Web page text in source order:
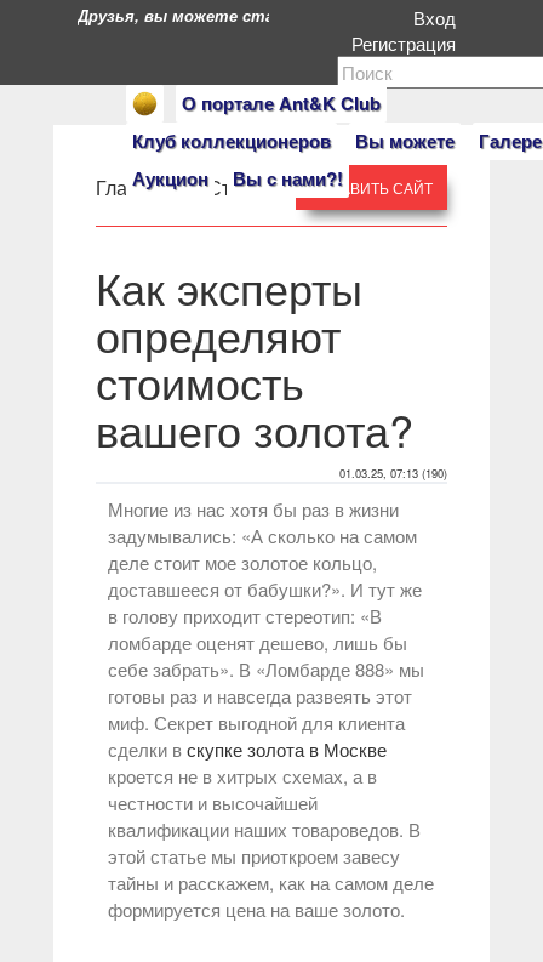
О портале Ant&K Club
Клуб коллекционеров
Вы можете
Аукцион
Вы с нами?!
Друзья, вы можете стать героями нашего портала.
Вход
Регистрация
Главная» »Статьи ДОБАВИТЬ САЙТ
Как эксперты
определяют
стоимость
вашего золота?
01.03.25, 07:13 (190)
Многие из нас хотя бы раз в жизни
задумывались: «А сколько на самом
деле стоит мое золотое кольцо,
доставшееся от бабушки?». И тут же
в голову приходит стереотип: «В
ломбарде оценят дешево, лишь бы
себе забрать». В «Ломбарде 888» мы
готовы раз и навсегда развеять этот
миф. Секрет выгодной для клиента
сделки вскупке золота в Москве
кроется не в хитрых схемах, а в
честности и высочайшей
квалификации наших товароведов. В
этой статье мы приоткроем завесу
тайны и расскажем, как на самом деле
формируется цена на ваше золото.